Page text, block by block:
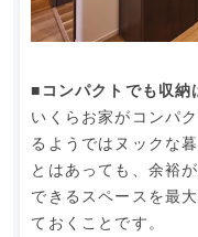
■コンパクトでも収納
いくらお家がコンパ
るようではヌックな
とはあっても、余裕
できるスペースを最
ておくことです。